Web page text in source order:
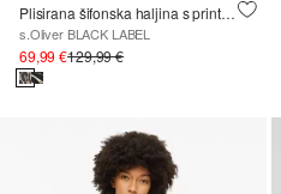
Plisirana šifonska haljina s printom preko cijele površine i viskoznom podstavom
s.Oliver BLACK LABEL
69,99 €129,99 €